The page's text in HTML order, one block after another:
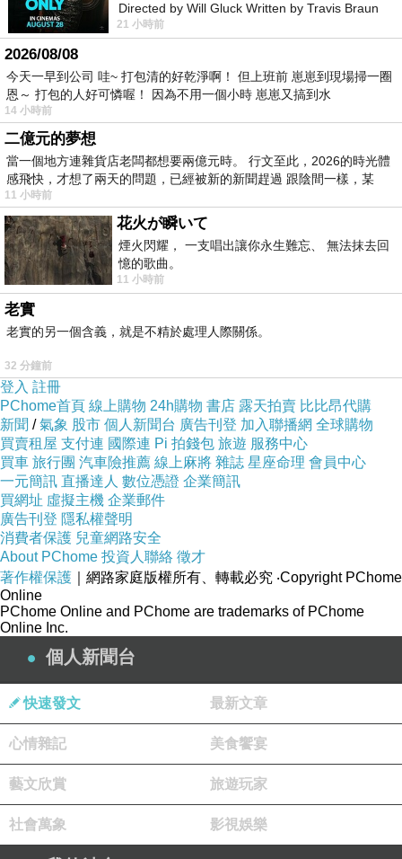
情緒，黯然神傷。從故鄉到台灣，由僑大畢業後各
自分發往東北西南。勞燕分飛，千裡一線。稍用力
扯些便斷。
我在總圖和大一室友重逢。也就是那一位外交
官的兒子。念醫學系，自小隨父親東奔西跑，待過
美國、蘇格蘭、台灣和馬拉威。當年搬來一台性能
良好的電腦，寬螢幕、長鍵盤，發亮的滑鼠、巨大
的音響。不怎麼在乎學業，閒下來便玩電腦遊戲，
播放各式歌曲。從民謠、搖滾到藍調、懷舊。說話
很快，很直接坦率。喜歡叫我「嘿鍋賽！」，糾正
我的異國腔調，並哈哈大笑。無聊時候，我便站在
偶爾向我解說遊戲特色和正卯足勁執行的任務。我
們共同渡過了一段無聊而愉快的新鮮人時光。大二
時我們分發到不同宿舍後便甚少連絡。升上大三，
他遷到醫學院去了，杳無音訊。那一段時間裡，透
過同學得知他課業突飛猛進，不玩電腦了，但始終
單身。當夜我接過手機抬頭，看見他爽朗的笑容，
身旁坐一位女生。他向我走來，拉我出去聊天。
我們躺在椰林大道盡頭的花崗石小廣場上聊
天。春末夏初，寒冬已除，炎日來襲。然傍晚時分
吹來習習涼風，陣陣拂動椰葉花草，圖書館前進出
的人們一派悠閒模樣。還未來得及開口，他已滔滔
不絕說個不停。有時話說太快，腦筋尚未轉過來，
同樣的問題在一陣結巴後又重複了。時光靜好。大
道盡頭不時駛入車子，一道光線朝我們逼近，快接
近了才又轉開。我一邊回答，頭枕手望灰濛濛的
天，烏雲飄了過來。接著趁隙問他說交女友啦？哪
裡人？他說對啊，美國來的，交換學生過來的。甚
Directed by Will Gluck Written by Travis Braun
Starring Monica Barbaro
21 小時前
2026/08/08
今天一早到公司 哇~ 打包清的好乾淨啊！ 但上班前 崽崽到現場掃一圈
恩～ 打包的人好可憐喔！ 因為不用一個小時 崽崽又搞到水
14 小時前
二億元的夢想
當一個地方連雜貨店老闆都想要兩億元時。 行文至此，2026的時光體
感飛快，才想了兩天的問題，已經被新的新聞趕過 跟陰間一樣，某
11 小時前
花火が瞬いて
煙火閃耀， 一支唱出讓你永生難忘、 無法抹去回
憶的歌曲。
11 小時前
老實
老實的另一個含義，就是不精於處理人際關係。
32 分鐘前
登入 註冊
PChome首頁 線上購物 24h購物 書店 露天拍賣 比比昂代購
新聞 /氣象 股市 個人新聞台 廣告刊登 加入聯播網 全球購物
買賣租屋 支付連 國際連 Pi 拍錢包 旅遊 服務中心
買車 旅行團 汽車險推薦 線上麻將 雜誌 星座命理 會員中心
一元簡訊 直播達人 數位憑證 企業簡訊
買網址 虛擬主機 企業郵件
廣告刊登 隱私權聲明
消費者保護 兒童網路安全
About PChome 投資人聯絡 徵才
著作權保護 ｜網路家庭版權所有、轉載必究 ‧Copyright PChome
Online
PChome Online and PChome are trademarks of PChome
Online Inc.
個人新聞台
快速發文 最新文章
心情雜記 美食饗宴
藝文欣賞 旅遊玩家
社會萬象 影視娛樂